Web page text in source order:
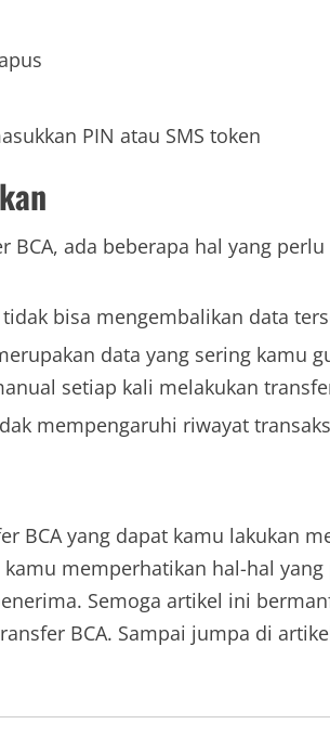
PIN atau SMS token
ada beberapa hal yang
bisa mengembalikan data
data yang sering kamu
setiap kali melakukan
mempengaruhi riwayat
BCA yang dapat kamu lakukan
kamu memperhatikan hal-hal
Semoga artikel ini
BCA. Sampai jumpa di